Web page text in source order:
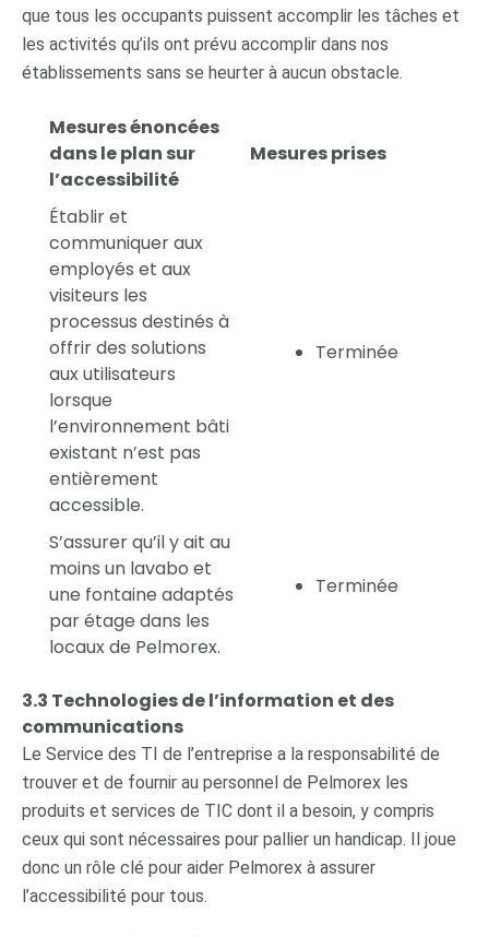
que tous les occupants puissent accomplir les tâches et
les activités qu’ils ont prévu accomplir dans nos
établissements sans se heurter à aucun obstacle.
Mesures énoncées
dans le plan sur
l’accessibilité
Mesures prises
Établir et
communiquer aux
employés et aux
visiteurs les
processus destinés à
offrir des solutions
aux utilisateurs
lorsque
l’environnement bâti
existant n’est pas
entièrement
accessible.
Terminée
S’assurer qu’il y ait au
moins un lavabo et
une fontaine adaptés
par étage dans les
locaux de Pelmorex.
Terminée
3.3 Technologies de l’information et des
communications
Le Service des TI de l’entreprise a la responsabilité de
trouver et de fournir au personnel de Pelmorex les
produits et services de TIC dont il a besoin, y compris
ceux qui sont nécessaires pour pallier un handicap. Il joue
donc un rôle clé pour aider Pelmorex à assurer
l’accessibilité pour tous.